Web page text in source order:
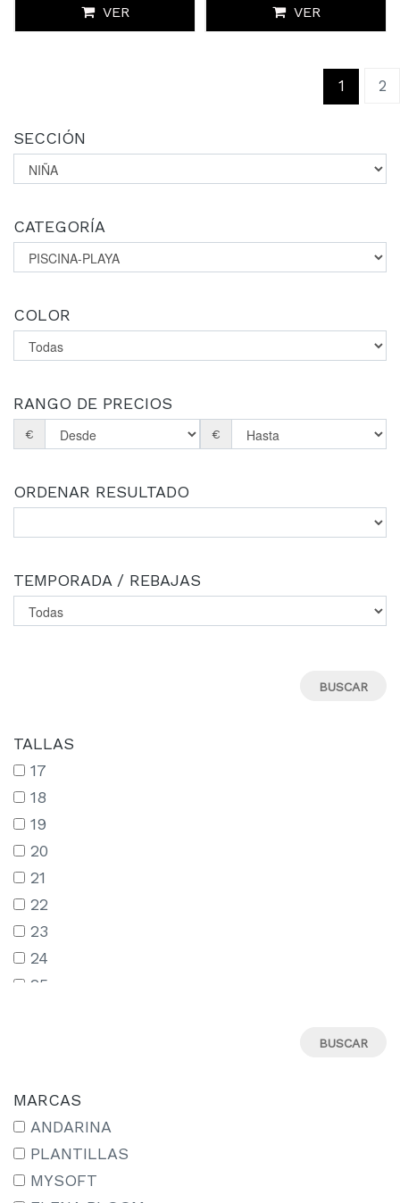
VER VER
1 2
SECCIÓN
CATEGORÍA
COLOR
RANGO DE PRECIOS
€ €
ORDENAR RESULTADO
TEMPORADA / REBAJAS
TALLAS
17
18
19
20
21
22
23
24
25
29
30
31
32
33
MARCAS
ANDARINA
PLANTILLAS
MYSOFT